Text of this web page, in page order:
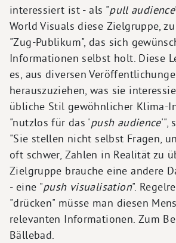
interessiert ist - als "pull audience
World Visuals diese Zielgruppe,
"Zug-Publikum", das sich
Informationen selbst holt. Diese
es, aus diversen
herauszuziehen, was sie
übliche Stil gewöhnlicher Klima-
"nutzlos für das 'push audience'",
"Sie stellen nicht selbst Fragen,
oft schwer, Zahlen in Realität zu
Zielgruppe brauche eine andere
- eine "push visualisation".
"drücken" müsse man diesen
relevanten Informationen. Zum
Bällebad.